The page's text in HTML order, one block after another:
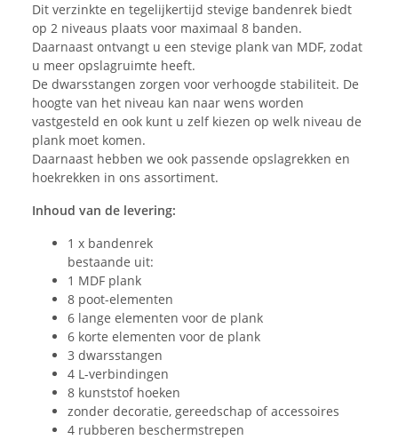
Dit verzinkte en tegelijkertijd stevige bandenrek biedt
op 2 niveaus plaats voor maximaal 8 banden.
Daarnaast ontvangt u een stevige plank van MDF, zodat
u meer opslagruimte heeft.
De dwarsstangen zorgen voor verhoogde stabiliteit. De
hoogte van het niveau kan naar wens worden
vastgesteld en ook kunt u zelf kiezen op welk niveau de
plank moet komen.
Daarnaast hebben we ook passende opslagrekken en
hoekrekken in ons assortiment.
Inhoud van de levering:
1 x bandenrek
bestaande uit:
1 MDF plank
8 poot-elementen
6 lange elementen voor de plank
6 korte elementen voor de plank
3 dwarsstangen
4 L-verbindingen
8 kunststof hoeken
zonder decoratie, gereedschap of accessoires
4 rubberen beschermstrepen